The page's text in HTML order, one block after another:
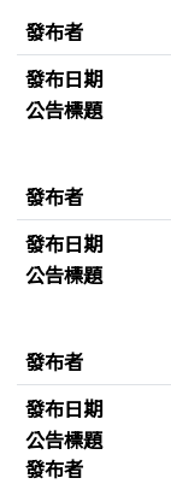
發布者
發布日期
公告標題
發布者
發布日期
公告標題
發布者
發布日期
公告標題
發布者